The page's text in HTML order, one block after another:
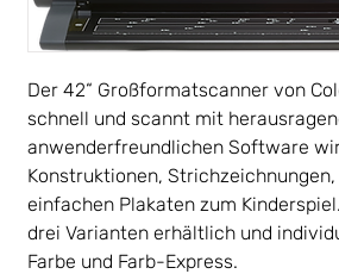
Der 42“ Großformatscanner von
schnell und scannt mit
anwenderfreundlichen Software
Konstruktionen,
einfachen Plakaten zum
drei Varianten erhältlich und
Farbe und Farb-Express.